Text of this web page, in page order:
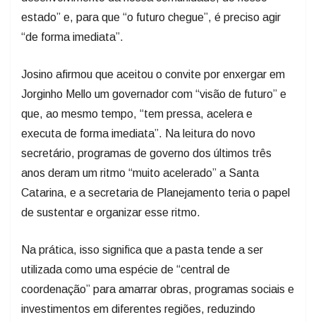
estado” e, para que “o futuro chegue”, é preciso agir
“de forma imediata”.
Josino afirmou que aceitou o convite por enxergar em
Jorginho Mello um governador com “visão de futuro” e
que, ao mesmo tempo, “tem pressa, acelera e
executa de forma imediata”. Na leitura do novo
secretário, programas de governo dos últimos três
anos deram um ritmo “muito acelerado” a Santa
Catarina, e a secretaria de Planejamento teria o papel
de sustentar e organizar esse ritmo.
Na prática, isso significa que a pasta tende a ser
utilizada como uma espécie de “central de
coordenação” para amarrar obras, programas sociais e
investimentos em diferentes regiões, reduzindo